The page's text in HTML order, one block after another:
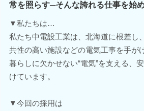
常を照らす─そんな誇れる仕事を始
▼私たちは…
私たち中電設工業は、北海道に根差し
共性の高い施設などの電気工事を手が
暮らしに欠かせない“電気”を支える、
けています。
▼今回の採用は